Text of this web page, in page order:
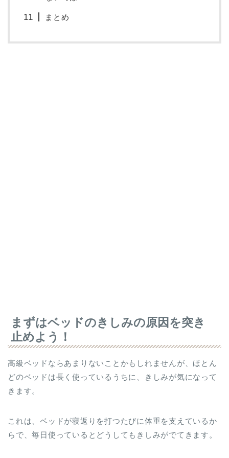
まとめ
まずはベッドのきしみの原因を突き
止めよう！
高級ベッドならあまりないことかもしれませんが、ほとん
どのベッドは長く使っているうちに、きしみが気になって
きます。
これは、ベッドが寝返りを打つたびに体重を支えているか
らで、毎日使っているとどうしてもきしみがでてきます。